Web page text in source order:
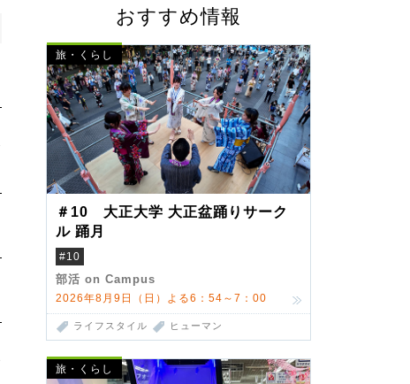
おすすめ情報
旅・くらし
＃10 大正大学 大正盆踊りサーク
ル 踊月
#10
部活 on Campus
2026年8月9日（日）よる6：54～7：00
ライフスタイル ヒューマン
旅・くらし